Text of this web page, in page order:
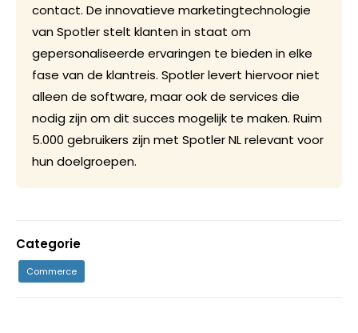
contact. De innovatieve marketingtechnologie
van Spotler stelt klanten in staat om
gepersonaliseerde ervaringen te bieden in elke
fase van de klantreis. Spotler levert hiervoor niet
alleen de software, maar ook de services die
nodig zijn om dit succes mogelijk te maken. Ruim
5.000 gebruikers zijn met Spotler NL relevant voor
hun doelgroepen.
Categorie
Commerce